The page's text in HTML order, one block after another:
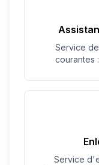
Service
courantes
Service